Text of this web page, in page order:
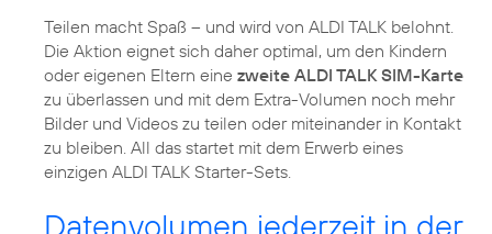
Teilen macht Spaß – und wird von ALDI TALK belohnt.
Die Aktion eignet sich daher optimal, um den Kindern
oder eigenen Eltern eine zweite ALDI TALK SIM-Karte
zu überlassen und mit dem Extra-Volumen noch mehr
Bilder und Videos zu teilen oder miteinander in Kontakt
zu bleiben. All das startet mit dem Erwerb eines
einzigen ALDI TALK Starter-Sets.
Datenvolumen jederzeit in der